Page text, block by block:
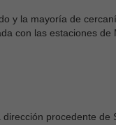
y la mayoría de
con las estaciones de
procedente de